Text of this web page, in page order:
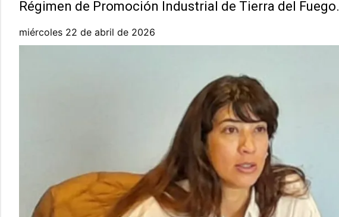
Régimen de Promoción Industrial de Tierra del Fuego.
miércoles 22 de abril de 2026